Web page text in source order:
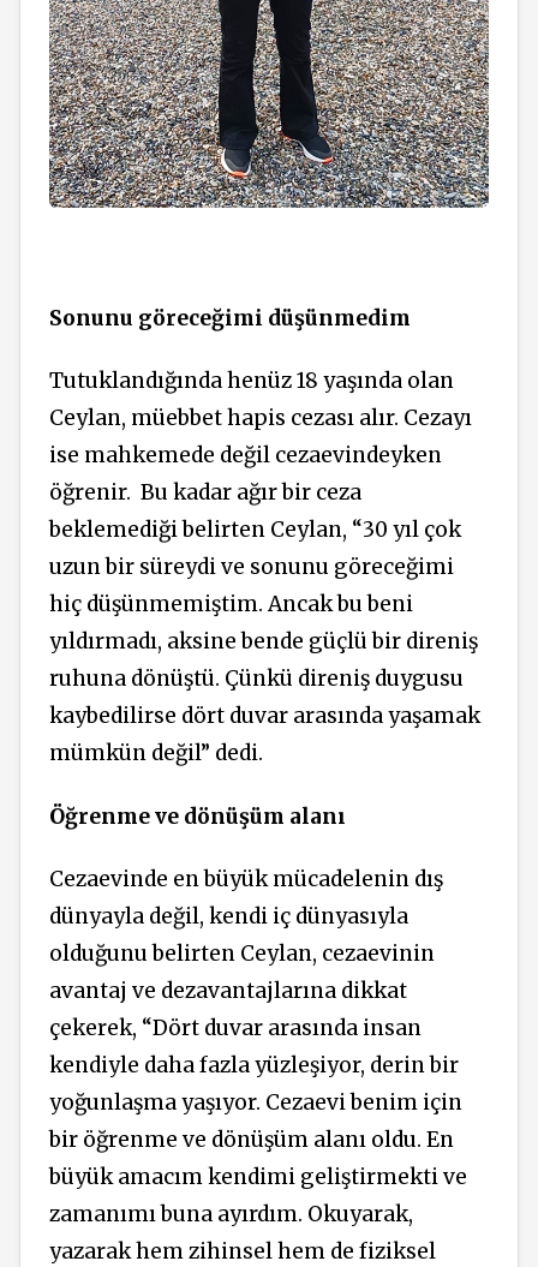
Sonunu göreceğimi düşünmedim
Tutuklandığında henüz 18 yaşında olan
Ceylan, müebbet hapis cezası alır. Cezayı
ise mahkemede değil cezaevindeyken
öğrenir. Bu kadar ağır bir ceza
beklemediği belirten Ceylan, “30 yıl çok
uzun bir süreydi ve sonunu göreceğimi
hiç düşünmemiştim. Ancak bu beni
yıldırmadı, aksine bende güçlü bir direniş
ruhuna dönüştü. Çünkü direniş duygusu
kaybedilirse dört duvar arasında yaşamak
mümkün değil” dedi.
Öğrenme ve dönüşüm alanı
Cezaevinde en büyük mücadelenin dış
dünyayla değil, kendi iç dünyasıyla
olduğunu belirten Ceylan, cezaevinin
avantaj ve dezavantajlarına dikkat
çekerek, “Dört duvar arasında insan
kendiyle daha fazla yüzleşiyor, derin bir
yoğunlaşma yaşıyor. Cezaevi benim için
bir öğrenme ve dönüşüm alanı oldu. En
büyük amacım kendimi geliştirmekti ve
zamanımı buna ayırdım. Okuyarak,
yazarak hem zihinsel hem de fiziksel